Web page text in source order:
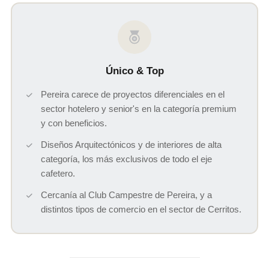
Único & Top
Pereira carece de proyectos diferenciales en el
sector hotelero y senior's en la categoría premium
y con beneficios.
Diseños Arquitectónicos y de interiores de alta
categoría, los más exclusivos de todo el eje
cafetero.
Cercanía al Club Campestre de Pereira, y a
distintos tipos de comercio en el sector de Cerritos.